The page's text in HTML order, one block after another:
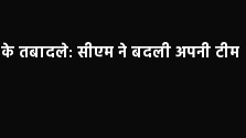
तबादले: सीएम ने बदली अपनी टीम